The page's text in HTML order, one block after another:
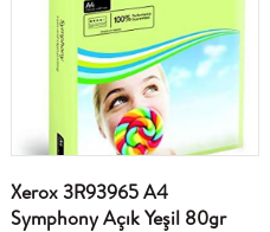
Xerox 3R93965 A4
Symphony Açık Yeşil 80gr